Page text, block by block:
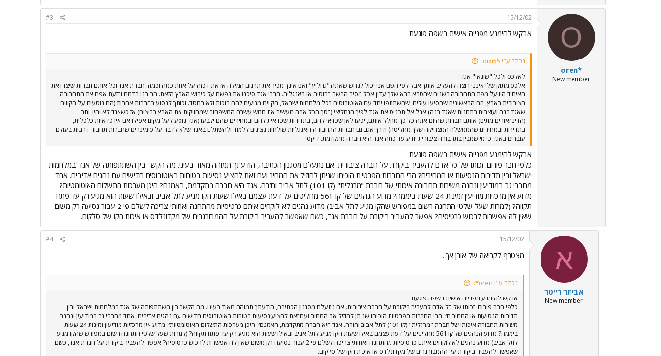
O
oren*
New member
15/12/02
#3
אבקש להימנע מפנייה אישית בשפה פוגעת
נכתב ע"י dixi55:
לאלכס ולכל "שונאי" אגד
אלכס מתוק שלי אינני רוצה להעליב אותך אבל לפי השם אני יכול לנחש שאתה "גחליץ" ואם אינך מכיר את תרגום המילה אז אתה כזה על אחת כמה וכמה. חברת אגד וכל אותם חברות שיצרו את
האיחוד היו על מפת התחבורה בשנים שהסבא רבא שלך עדין אכל מסיר הבשר ברוסיה או באנגליה. חברי אגד סיכנו את נפשם על כיבוש הארץ הזאת. הם בנו בדמם ובזעת אפם את התחבורה
הציבורית בארץ, הם הראשונים שהסיעו עולים, שהשתתפו יחד עם האוטובוסים בכל מלחמות ישראל, הקווים מגיעים להם בזכות ולא בחסד. זכותך לנסוע בחברות אחרות (הם נוסעים על הקווים
שאגד בנה ועוצרים בתחנות שאגד בנה) אבל אל תכניס את אגד לפיך הגחליצי (בסך הכל אתה מעשיר את חמש עשרה המשפחות שמחזיקות את הארץ בביצים) אז כשאגד לא יהיו יותר
(הדינוזאורים מתים) אותם חברות שהיום אתה כל כך מהלל אותם, יסעו לאן שכדאי להם, בתדירות שכדאית להם ובמחירים שהם יקבעו (אגד נוסע לעל מקום אפילו אם אין כדאיות כלכלית,
בתדירות ובמחירים שהממשלה המצחיקה שלך מחליטה) ודרך אגב גם חברות התחבורה האנגליות שולחות נציגים ללמוד ולהשתלם באגד שלא לדבר על סימינרים שחברות תחבורה רבות בעולם
עוברים באגד כי מי שמבין בתחבורה ציבורית יודע עד כמה אגד היא חברה מתקדמת. דיקסי
אבקש להימנע מפנייה אישית בשפה פוגעת
כלפי חבר פורום. זכותו של כל אדם להעביר ביקורת על חברה ציבורית. אם נתעלם מסגנון הכתיבה, הודעתך תמוהה מאוד בעיני. מה הקשר בין השתתפותה של אגד במלחמות
ישראל ובין תדירות הנסיעות או המחירים? הרי החברות הפרטיות הוכיחו שניתן להוזיל את המחיר ועם זאת להציע נסיעות בטוחות באוטובוסים חדישים עם נהגים אדיבים. אחד
מחברי גר במודיעין ונהנה משירות תחבורה איכותי של חברת "מרגלית" (קו 101) לתל אביב וחזרה. אגד היא חברה מתקדמת, האמנם? היכן מערכות התשלום האוטומטיות?
מדוע אין מרכזיות מודיעין זמינות 24 שעות ביממה? מדוע הנהגים של קו 561 מחליטים על דעת עצמם באילו שעות הקו מגיע לתל אביב ובאילו שעות הוא מגיע רק עד פתח
תקווה? (למרות שעל שלטי התחנה רשום במפורש שהקו מגיע לתל אביב) מדוע נהגים לא לוקחים איתם כרטיסיות מהתחנה ואחותי צריכה לשלם פי 2 עבור נסיעה רק משום
שאין לה אפשרות לרכוש כרטיסיה? אפשר להעביר ביקורת על חברת אגד, כשם שאפשר להעביר ביקורת על ההמבורגרים של מקדונלדס או איכות הקו של סלקום.
א
אביתר רייטר
New member
15/12/02
#4
מצטרף לקריאה של אורן אך...
נכתב ע"י oren*:
אבקש להימנע מפנייה אישית בשפה פוגעת
כלפי חבר פורום. זכותו של כל אדם להעביר ביקורת על חברה ציבורית. אם נתעלם מסגנון הכתיבה, הודעתך תמוהה מאוד בעיני. מה הקשר בין השתתפותה של אגד במלחמות ישראל ובין
תדירות הנסיעות או המחירים? הרי החברות הפרטיות הוכיחו שניתן להוזיל את המחיר ועם זאת להציע נסיעות בטוחות באוטובוסים חדישים עם נהגים אדיבים. אחד מחברי גר במודיעין ונהנה
משירות תחבורה איכותי של חברת "מרגלית" (קו 101) לתל אביב וחזרה. אגד היא חברה מתקדמת, האמנם? היכן מערכות התשלום האוטומטיות? מדוע אין מרכזיות מודיעין זמינות 24 שעות
ביממה? מדוע הנהגים של קו 561 מחליטים על דעת עצמם באילו שעות הקו מגיע לתל אביב ובאילו שעות הוא מגיע רק עד פתח תקווה? (למרות שעל שלטי התחנה רשום במפורש שהקו מגיע
לתל אביב) מדוע נהגים לא לוקחים איתם כרטיסיות מהתחנה ואחותי צריכה לשלם פי 2 עבור נסיעה רק משום שאין לה אפשרות לרכוש כרטיסיה? אפשר להעביר ביקורת על חברת אגד, כשם
שאפשר להעביר ביקורת על ההמבורגרים של מקדונלדס או איכות הקו של סלקום.